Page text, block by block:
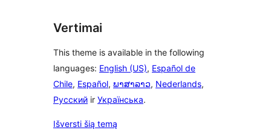
Vertimai
This theme is available in the following
languages: English (US), Español de
Chile, Español, ພາສາລາວ, Nederlands,
Русский ir Українська.
Išversti šią temą